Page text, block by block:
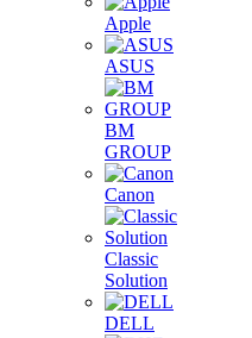
Apple
ASUS
BM
GROUP
Canon
Classic
Solution
DELL